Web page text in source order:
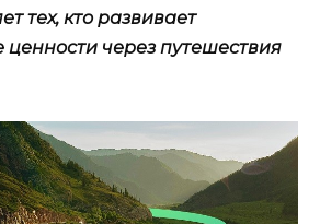
тех, кто развивает
ценности через путешествия